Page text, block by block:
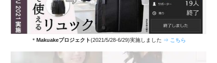
＊ Makuakeプロジェクト(2021/5/28-6/29)実施しました ⇒ こちら